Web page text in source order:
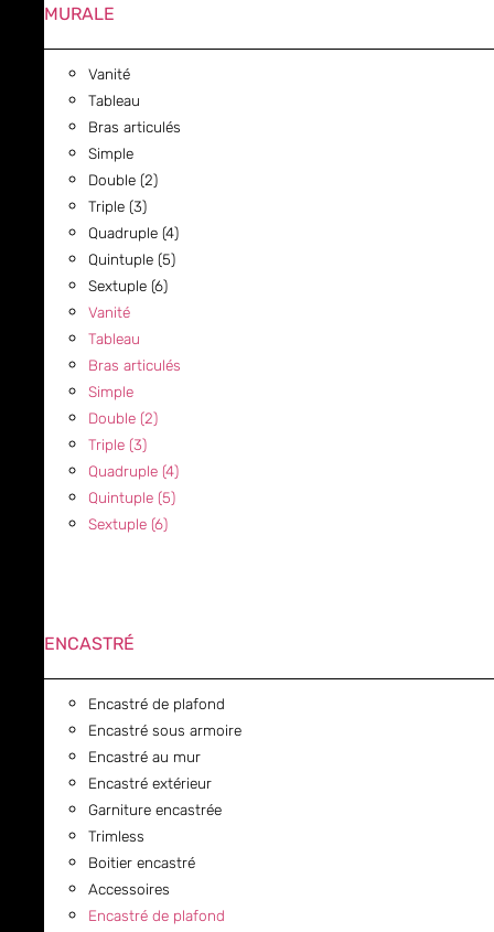
MURALE
Vanité
Tableau
Bras articulés
Simple
Double (2)
Triple (3)
Quadruple (4)
Quintuple (5)
Sextuple (6)
Vanité
Tableau
Bras articulés
Simple
Double (2)
Triple (3)
Quadruple (4)
Quintuple (5)
Sextuple (6)
ENCASTRÉ
Encastré de plafond
Encastré sous armoire
Encastré au mur
Encastré extérieur
Garniture encastrée
Trimless
Boitier encastré
Accessoires
Encastré de plafond